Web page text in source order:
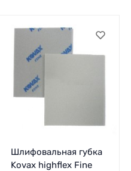
Шлифовальная губка
Kovax highflex Fine